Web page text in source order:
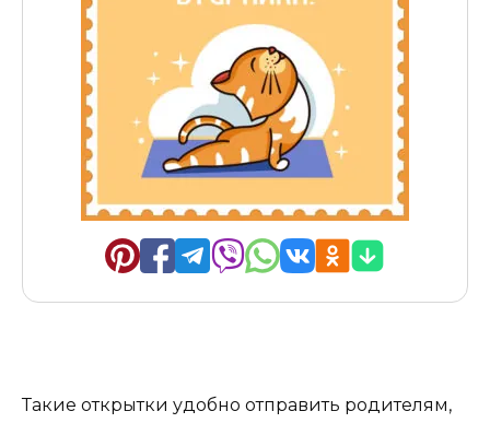
Такие открытки удобно отправить родителям,